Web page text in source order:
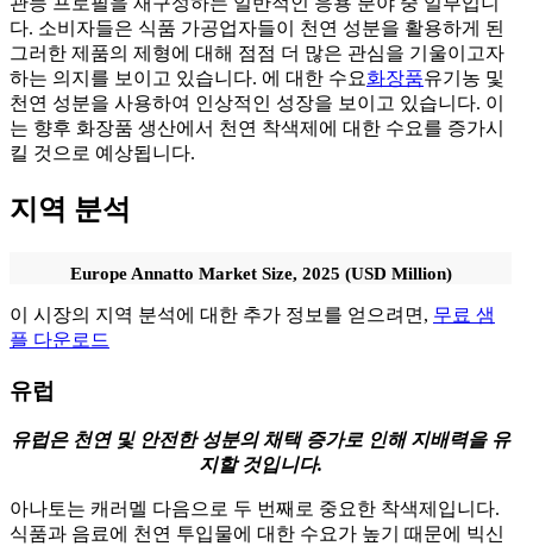
다. 소비자들은 식품 가공업자들이 천연 성분을 활용하게 된
그러한 제품의 제형에 대해 점점 더 많은 관심을 기울이고자
하는 의지를 보이고 있습니다. 에 대한 수요화장품유기농 및
천연 성분을 사용하여 인상적인 성장을 보이고 있습니다. 이
는 향후 화장품 생산에서 천연 착색제에 대한 수요를 증가시
킬 것으로 예상됩니다.
지역 분석
Europe Annatto Market Size, 2025 (USD Million)
이 시장의 지역 분석에 대한 추가 정보를 얻으려면, 무료 샘
플 다운로드
유럽
유럽은 천연 및 안전한 성분의 채택 증가로 인해 지배력을 유
지할 것입니다.
아나토는 캐러멜 다음으로 두 번째로 중요한 착색제입니다.
식품과 음료에 천연 투입물에 대한 수요가 높기 때문에 빅신